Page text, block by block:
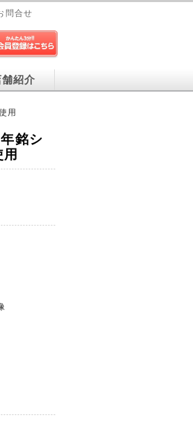
問合せ
舗紹介
用
銘シ